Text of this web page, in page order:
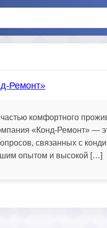
Ремонт»
комфортного
«Конд-Ремонт» —
связанных с
опытом и высокой […]